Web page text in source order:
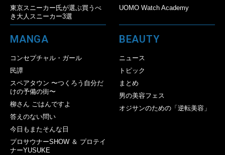
東京スニーカー氏が選ぶ買うべ
き大人スニーカー3選
UOMO Watch Academy
MANGA
コンセプチャル・ガール
民譚
スペアタウン 〜つくろう自分だ
けの予備の街〜
柳さん ごはんですよ
答えのない問い
今日もまたそんな日
プロサウナーSHOW ＆ プロテイ
ナーYUSUKE
BEAUTY
ニュース
トピック
まとめ
男の美容フェス
オジサンのための「逆転美容」